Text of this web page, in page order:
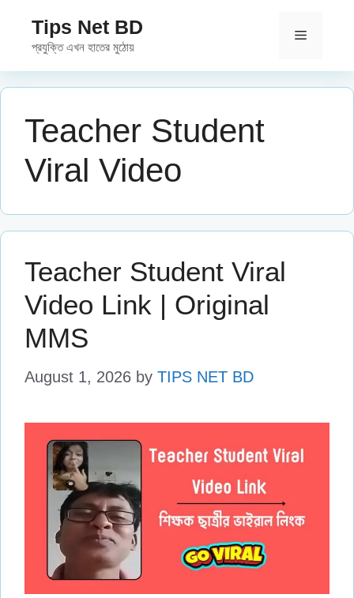
content
Tips Net BD
প্রযুক্তি এখন হাতের মুঠোয়
Menu
Teacher Student
Viral Video
Teacher Student Viral
Video Link | Original
MMS
August 1, 2026 by TIPS NET BD